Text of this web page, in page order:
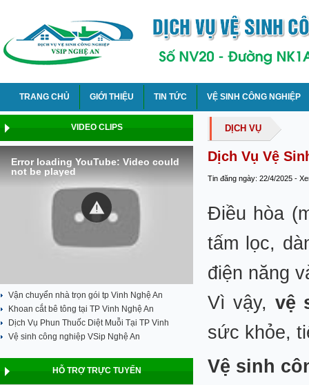
TRANG CHỦ GIỚI THIỆU TIN TỨC VỆ SINH CÔNG NGHIỆP
VIDEO CLIPS
Error loading YouTube: Video could
not be played
Vận chuyển nhà trọn gói tp Vinh Nghệ An
Khoan cắt bê tông tại TP Vinh Nghệ An
Dịch Vụ Phun Thuốc Diệt Muỗi Tại TP Vinh
Vệ sinh công nghiệp VSip Nghệ An
HỖ TRỢ TRỰC TUYẾN
DỊCH VỤ
Dịch Vụ Vệ
Tin đăng ngày: 22/4/2025 -
Điều hòa
tấm lọc,
điện năng
Vì vậy, vệ
sức khỏe,
Vệ sinh